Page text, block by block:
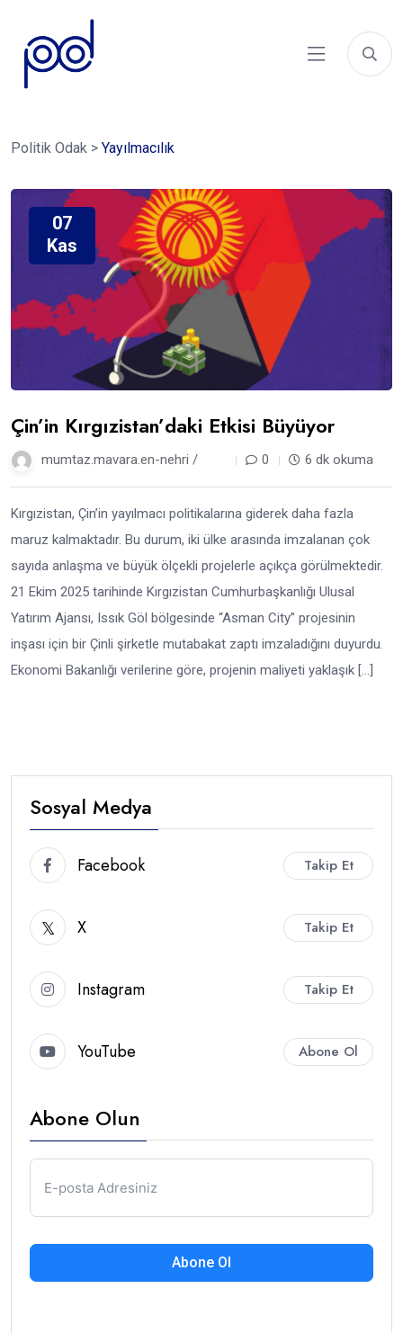
Politik Odak > Yayılmacılık
07
Kas
Çin’in Kırgızistan’daki Etkisi Büyüyor
mumtaz.mavara.en-nehri / 0 6 dk okuma
Kırgızistan, Çin’in yayılmacı politikalarına giderek daha fazla
maruz kalmaktadır. Bu durum, iki ülke arasında imzalanan çok
sayıda anlaşma ve büyük ölçekli projelerle açıkça görülmektedir.
21 Ekim 2025 tarihinde Kırgızistan Cumhurbaşkanlığı Ulusal
Yatırım Ajansı, Issık Göl bölgesinde “Asman City” projesinin
inşası için bir Çinli şirketle mutabakat zaptı imzaladığını duyurdu.
Ekonomi Bakanlığı verilerine göre, projenin maliyeti yaklaşık […]
Sosyal Medya
Facebook Takip Et
X Takip Et
Instagram Takip Et
YouTube Abone Ol
Abone Olun
Abone Ol